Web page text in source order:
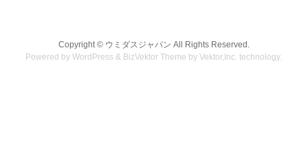
Copyright © ウミダスジャパン All Rights Reserved.
Powered byWordPress & BizVektor Theme byVektor,Inc. technology.